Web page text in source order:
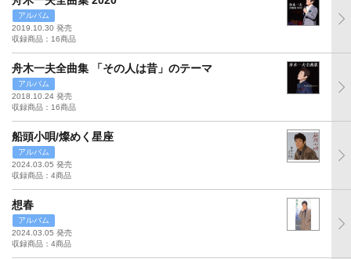
アルバム
2019.10.30 発売
収録商品：16商品
舟木一夫全曲集 「その人は昔」のテーマ
アルバム
2018.10.24 発売
収録商品：16商品
船頭小唄/燦めく星座
アルバム
2024.03.05 発売
収録商品：4商品
想春
アルバム
2024.03.05 発売
収録商品：4商品